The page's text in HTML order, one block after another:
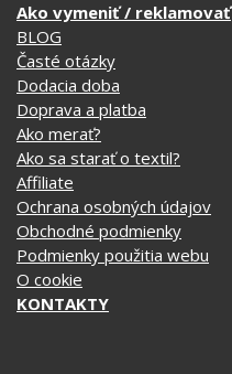
Ako vymeniť / reklamovať
BLOG
Časté otázky
Dodacia doba
Doprava a platba
Ako merať?
Ako sa starať o textil?
Affiliate
Ochrana osobných údajov
Obchodné podmienky
Podmienky použitia webu
O cookie
KONTAKTY